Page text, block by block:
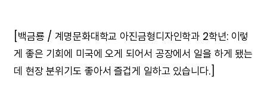
[백금룡 / 계명문화대학교 아진금형디자인학과 2학년: 이렇
게 좋은 기회에 미국에 오게 되어서 공장에서 일을 하게 됐는
데 현장 분위기도 좋아서 즐겁게 일하고 있습니다.]